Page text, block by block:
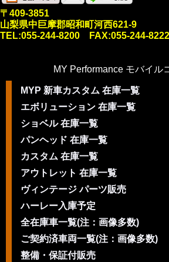
〒409-3851
山梨県中巨摩郡昭和町河西621-9
TEL:055-244-8200 FAX:055-244-8222
MY Performance モバイル
MYP 新車カスタム 在庫一覧
エボリューション 在庫一覧
ショベル 在庫一覧
パンヘッド 在庫一覧
カスタム 在庫一覧
アウトレット 在庫一覧
ヴィンテージ パーツ販売
ハーレー入庫予定
全在庫車一覧(注：画像多数)
ご契約済車両一覧(注：画像多数)
整備・保証付販売